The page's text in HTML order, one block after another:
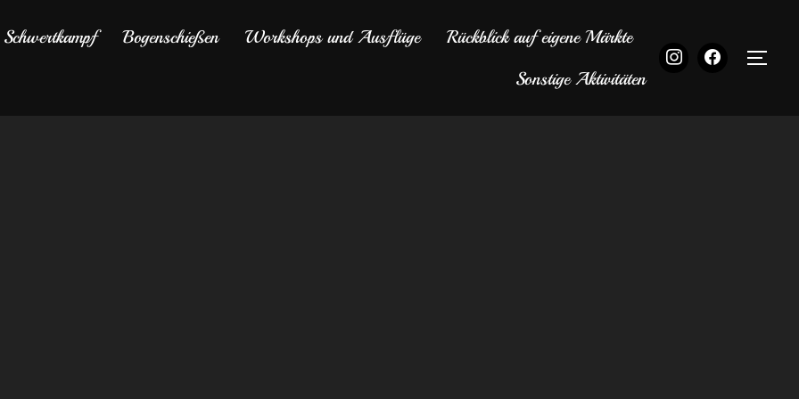
Schwertkampf Bogenschießen Workshops und Ausflüge
Rückblick auf eigene Märkte
Sonstige Aktivitäten